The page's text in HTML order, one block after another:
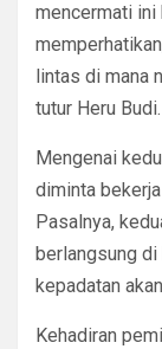
mencermati ini
lintas di mana
tutur Heru Budi.
Mengenai
diminta
Pasalnya,
berlangsung di
kepadatan
Kehadiran